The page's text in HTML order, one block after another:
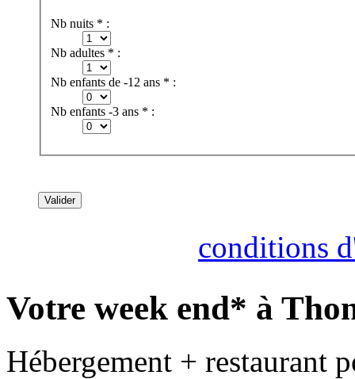
Nb nuits * :
Nb adultes * :
Nb enfants de -12 ans * :
Nb enfants -3 ans * :
conditions
Votre week end* à
Hébergement + restaurant